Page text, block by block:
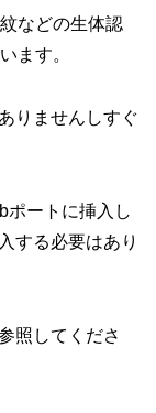
などの生体認
ます。
りませんしすぐ
ポートに挿入し
する必要はあり
照してくださ